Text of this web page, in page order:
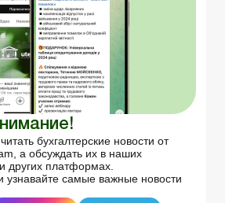
бухгалтерские новости от
а обсуждать их в наших
других платформах.
узнавайте самые важные новости